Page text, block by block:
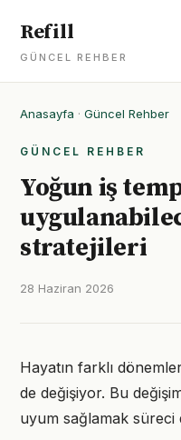
Refill
GÜNCEL REHBER
Anasayfa · Güncel Rehber
GÜNCEL REHBER
Yoğun iş
stratejileri
28 Haziran 2026
Hayatın farklı
de değişiyor. Bu
uyum sağlamak süreci